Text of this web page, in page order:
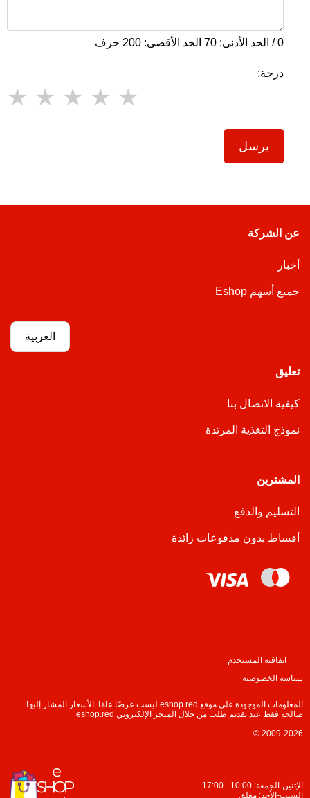
0 / الحد الأدنى: 70 الحد الأقصى: 200 حرف
درجة:
يرسل
عن الشركة
أخبار
جميع أسهم Eshop
العربية
تعليق
كيفية الاتصال بنا
نموذج التغذية المرتدة
المشترين
التسليم والدفع
أقساط بدون مدفوعات زائدة
الإثنين-الجمعة: 10:00 - 17:00
السبت-الأحد: مغلق
اتفاقية المستخدم
سياسة الخصوصية
المعلومات الموجودة على موقع eshop.red ليست عرضًا عامًا. الأسعار المشار إليها
صالحة فقط عند تقديم طلب من خلال المتجر الإلكتروني eshop.red
© 2009-2026